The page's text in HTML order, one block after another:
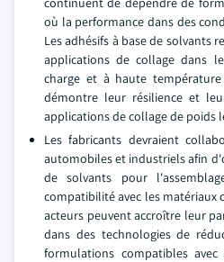
où la performance dans des
Les adhésifs à base de solvants
applications de collage dans
charge et à haute
démontre leur résilience et
applications de collage de poids
Les fabricants devraient
automobiles et industriels afin
de solvants pour
compatibilité avec les matériaux
acteurs peuvent accroître leur
dans des technologies de
formulations compatibles